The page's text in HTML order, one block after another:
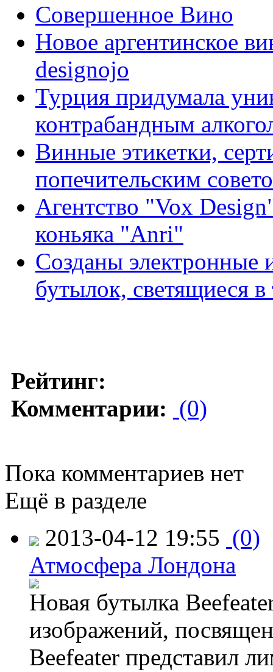
Совершенное Вино
Новое аргентинское
designojo
Турция придумала
контрабандным
Винные этикетки,
попечительским
Агентство "Vox
коньяка "Anri"
Созданы электронные
бутылок, светящиеся в
Рейтинг:
Комментарии: (0)
Пока комментариев нет
Ещё в разделе
2013-04-12 19:55 (0)
Атмосфера Лондона
Новая бутылка
изображений,
Beefeater представил